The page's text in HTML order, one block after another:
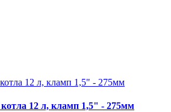
12 л, кламп 1,5" - 275мм